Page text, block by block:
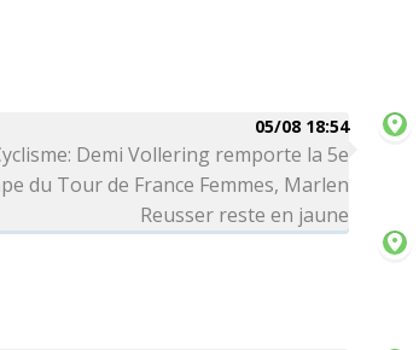
05/08 18:54
Demi Vollering remporte la 5e
du Tour de France Femmes, Marlen
Reusser reste en jaune